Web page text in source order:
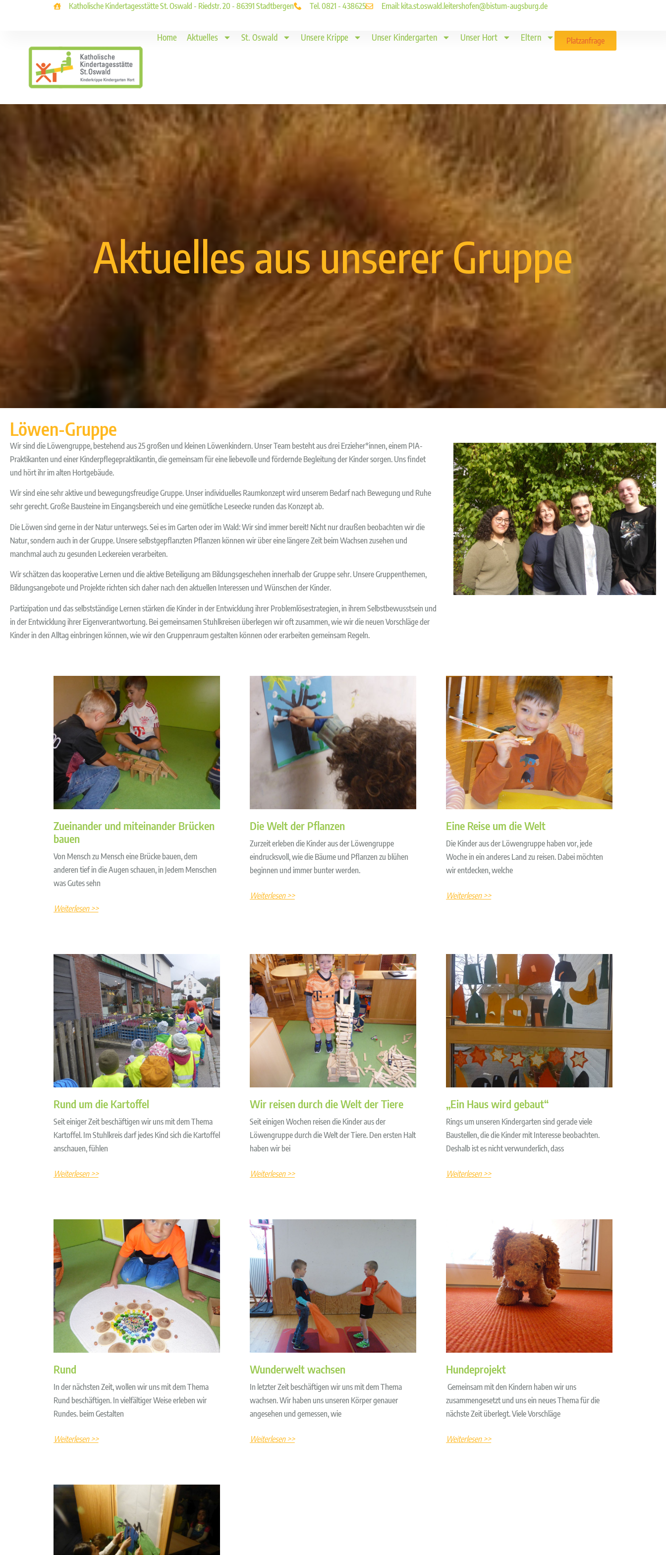
Katholische Kindertagesstätte St. Oswald - Riedstr. 20 - 86391 Stadtbergen Tel. 0821 - 438625 Email: kita.st.oswald.leitershofen@bistum-augsburg.de
Home Aktuelles St. Oswald Unsere Krippe Unser Kindergarten Unser Hort Eltern Platzanfrage
Aktuelles aus unserer Gruppe
Löwen-Gruppe
Wir sind die Löwengruppe, bestehend aus 25 großen und kleinen Löwenkindern. Unser Team besteht aus drei Erzieher*innen, einem PIA-
Praktikanten und einer Kinderpflegepraktikantin, die gemeinsam für eine liebevolle und fördernde Begleitung der Kinder sorgen. Uns findet
und hört ihr im alten Hortgebäude.
Wir sind eine sehr aktive und bewegungsfreudige Gruppe. Unser individuelles Raumkonzept wird unserem Bedarf nach Bewegung und Ruhe
sehr gerecht. Große Bausteine im Eingangsbereich und eine gemütliche Leseecke runden das Konzept ab.
Die Löwen sind gerne in der Natur unterwegs. Sei es im Garten oder im Wald: Wir sind immer bereit! Nicht nur draußen beobachten wir die
Natur, sondern auch in der Gruppe. Unsere selbstgepflanzten Pflanzen können wir über eine längere Zeit beim Wachsen zusehen und
manchmal auch zu gesunden Leckereien verarbeiten.
Wir schätzen das kooperative Lernen und die aktive Beteiligung am Bildungsgeschehen innerhalb der Gruppe sehr. Unsere Gruppenthemen,
Bildungsangebote und Projekte richten sich daher nach den aktuellen Interessen und Wünschen der Kinder.
Partizipation und das selbstständige Lernen stärken die Kinder in der Entwicklung ihrer Problemlösestrategien, in ihrem Selbstbewusstsein und
in der Entwicklung ihrer Eigenverantwortung. Bei gemeinsamen Stuhlkreisen überlegen wir oft zusammen, wie wir die neuen Vorschläge der
Kinder in den Alltag einbringen können, wie wir den Gruppenraum gestalten können oder erarbeiten gemeinsam Regeln.
Zueinander und miteinander Brücken
bauen
Von Mensch zu Mensch eine Brücke bauen, dem
anderen tief in die Augen schauen, in Jedem Menschen
was Gutes sehn
Weiterlesen >>
Die Welt der Pflanzen
Zurzeit erleben die Kinder aus der Löwengruppe
eindrucksvoll, wie die Bäume und Pflanzen zu blühen
beginnen und immer bunter werden.
Weiterlesen >>
Eine Reise um die Welt
Die Kinder aus der Löwengruppe haben vor, jede
Woche in ein anderes Land zu reisen. Dabei möchten
wir entdecken, welche
Weiterlesen >>
Rund um die Kartoffel
Seit einiger Zeit beschäftigen wir uns mit dem Thema
Kartoffel. Im Stuhlkreis darf jedes Kind sich die Kartoffel
anschauen, fühlen
Weiterlesen >>
Wir reisen durch die Welt der Tiere
Seit einigen Wochen reisen die Kinder aus der
Löwengruppe durch die Welt der Tiere. Den ersten Halt
haben wir bei
Weiterlesen >>
„Ein Haus wird gebaut“
Rings um unseren Kindergarten sind gerade viele
Baustellen, die die Kinder mit Interesse beobachten.
Deshalb ist es nicht verwunderlich, dass
Weiterlesen >>
Rund
In der nächsten Zeit, wollen wir uns mit dem Thema
Rund beschäftigen. In vielfältiger Weise erleben wir
Rundes. beim Gestalten
Weiterlesen >>
Wunderwelt wachsen
In letzter Zeit beschäftigen wir uns mit dem Thema
wachsen. Wir haben uns unseren Körper genauer
angesehen und gemessen, wie
Weiterlesen >>
Hundeprojekt
Gemeinsam mit den Kindern haben wir uns
zusammengesetzt und uns ein neues Thema für die
nächste Zeit überlegt. Viele Vorschläge
Weiterlesen >>